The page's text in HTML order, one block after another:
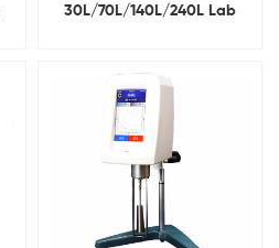
30L/70L/140L/240L Lab